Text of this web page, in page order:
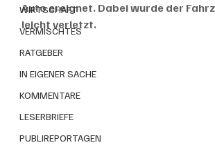
WIRTSCHAFT
VERMISCHTES
RATGEBER
IN EIGENER SACHE
KOMMENTARE
LESERBRIEFE
PUBLIREPORTAGEN
Auto ereignet. Dabei wurde der
leicht verletzt.